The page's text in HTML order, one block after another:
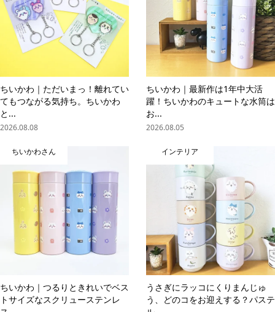
ちいかわ｜ただいまっ！離れてい
てもつながる気持ち。ちいかわ
と...
2026.08.08
ちいかわ｜最新作は1年中大活
躍！ちいかわのキュートな水筒は
お...
2026.08.05
ちいかわさん
ちいかわ｜つるりときれいでベス
トサイズなスクリューステンレ
インテリア
うさぎにラッコにくりまんじゅ
う、どのコをお迎えする？パステ